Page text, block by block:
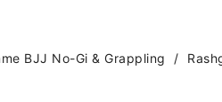
BJJ No-Gi & Grappling